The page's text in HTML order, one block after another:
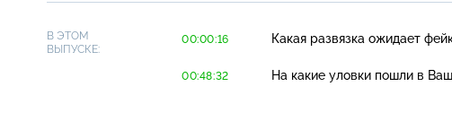
В ЭТОМ
ВЫПУСКЕ:
00:00:16 Какая развязка ожидает
00:48:32 На какие уловки пошли в